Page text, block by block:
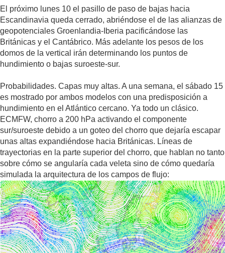
El próximo lunes 10 el pasillo de paso de bajas hacia
Escandinavia queda cerrado, abriéndose el de las alianzas de
geopotenciales Groenlandia-Iberia pacificándose las
Británicas y el Cantábrico. Más adelante los pesos de los
domos de la vertical irán determinando los puntos de
hundimiento o bajas suroeste-sur.
Probabilidades. Capas muy altas. A una semana, el sábado 15
es mostrado por ambos modelos con una predisposición a
hundimiento en el Atlántico cercano. Ya todo un clásico.
ECMFW, chorro a 200 hPa activando el componente
sur/suroeste debido a un goteo del chorro que dejaría escapar
unas altas expandiéndose hacia Británicas. Líneas de
trayectorias en la parte superior del chorro, que hablan no tanto
sobre cómo se angularía cada veleta sino de cómo quedaría
simulada la arquitectura de los campos de flujo: